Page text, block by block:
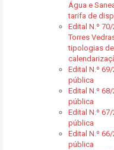
Água e
tarifa de
Edital N.º
Torres
tipologias
Edital N.º
pública
Edital N.º
pública
Edital N.º
pública
Edital N.º
pública